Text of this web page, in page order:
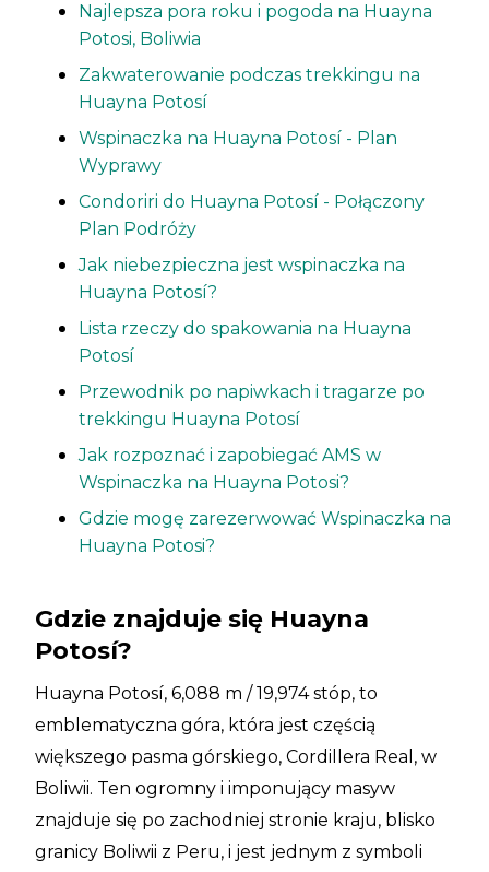
Najlepsza pora roku i pogoda na Huayna
Potosi, Boliwia
Zakwaterowanie podczas trekkingu na
Huayna Potosí
Wspinaczka na Huayna Potosí - Plan
Wyprawy
Condoriri do Huayna Potosí - Połączony
Plan Podróży
Jak niebezpieczna jest wspinaczka na
Huayna Potosí?
Lista rzeczy do spakowania na Huayna
Potosí
Przewodnik po napiwkach i tragarze po
trekkingu Huayna Potosí
Jak rozpoznać i zapobiegać AMS w
Wspinaczka na Huayna Potosi?
Gdzie mogę zarezerwować Wspinaczka na
Huayna Potosi?
Gdzie znajduje się Huayna
Potosí?
Huayna Potosí, 6,088 m / 19,974 stóp, to
emblematyczna góra, która jest częścią
większego pasma górskiego, Cordillera Real, w
Boliwii. Ten ogromny i imponujący masyw
znajduje się po zachodniej stronie kraju, blisko
granicy Boliwii z Peru, i jest jednym z symboli